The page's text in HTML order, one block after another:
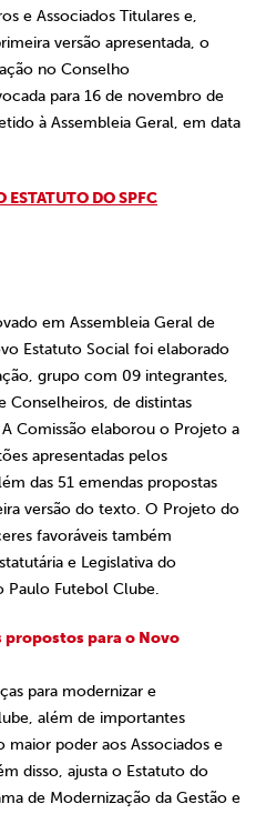
e Associados Titulares e,
versão apresentada, o
no Conselho
para 16 de novembro de
à Assembleia Geral, em data
DO SPFC
em Assembleia Geral de
Estatuto Social foi elaborado
grupo com 09 integrantes,
Conselheiros, de distintas
Comissão elaborou o Projeto a
apresentadas pelos
das 51 emendas propostas
versão do texto. O Projeto do
favoráveis também
e Legislativa do
Paulo Futebol Clube.
propostos para o Novo
para modernizar e
além de importantes
maior poder aos Associados e
disso, ajusta o Estatuto do
de Modernização da Gestão e